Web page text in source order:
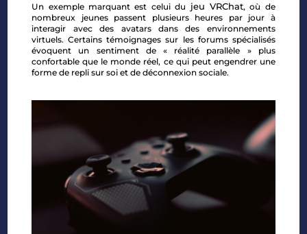
Un exemple marquant est celui du jeu VRChat, où de
nombreux jeunes passent plusieurs heures par jour à
interagir avec des avatars dans des environnements
virtuels. Certains témoignages sur les forums spécialisés
évoquent un sentiment de « réalité parallèle » plus
confortable que le monde réel, ce qui peut engendrer une
forme de repli sur soi et de déconnexion sociale.